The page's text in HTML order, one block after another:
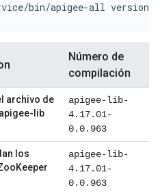
bin/apigee-all version
Número de
compilación
archivo de
lib
apigee-lib-
4.17.01-
0.0.963
los
apigee-lib-
4.17.01-
0.0.963